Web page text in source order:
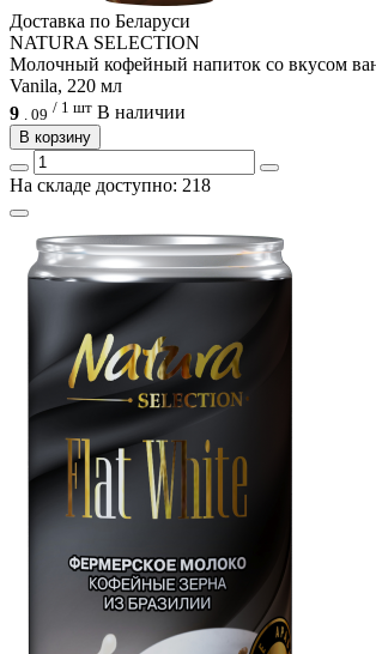
Доcтавка по Беларуси
NATURA SELECTION
Молочный кофейный напиток со вкусом
Vanila, 220 мл
9
09 / 1 шт В наличии
В корзину
На складе доступно: 218